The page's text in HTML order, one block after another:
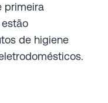
primeira
de higiene